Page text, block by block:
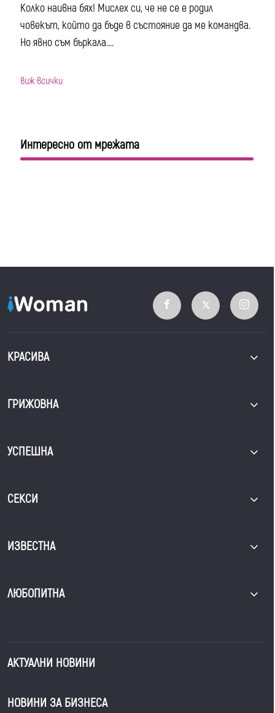
Колко наивна бях! Мислех си, че не се е родил
човекът, който да бъде в състояние да ме командва.
Но явно съм бъркала....
виж всички
Интересно от мрежата
КРАСИВА
ГРИЖОВНА
УСПЕШНА
СЕКСИ
ИЗВЕСТНА
ЛЮБОПИТНА
АКТУАЛНИ НОВИНИ
НОВИНИ ЗА БИЗНЕСА